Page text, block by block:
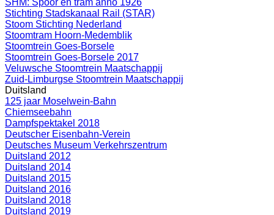
SHM: Spoor en tram anno 1926
Stichting Stadskanaal Rail (STAR)
Stoom Stichting Nederland
Stoomtram Hoorn-Medemblik
Stoomtrein Goes-Borsele
Stoomtrein Goes-Borsele 2017
Veluwsche Stoomtrein Maatschappij
Zuid-Limburgse Stoomtrein Maatschappij
Duitsland
125 jaar Moselwein-Bahn
Chiemseebahn
Dampfspektakel 2018
Deutscher Eisenbahn-Verein
Deutsches Museum Verkehrszentrum
Duitsland 2012
Duitsland 2014
Duitsland 2015
Duitsland 2016
Duitsland 2018
Duitsland 2019